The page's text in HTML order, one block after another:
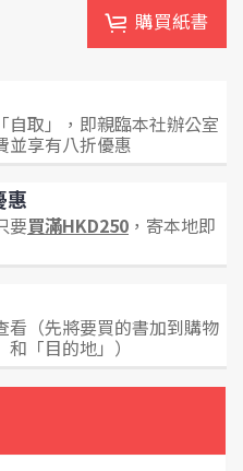
購買紙書
自取」，即親臨本社辦公室
並享有八折優惠
惠
要買滿HKD250 ，寄本地即
看（先將要買的書加到購物
「目的地」）